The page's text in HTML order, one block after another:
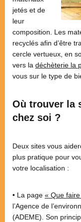
jetés et de
leur
composition. Les
recyclés afin d’être
cercle vertueux, en
vers la déchèterie la
vous sur le type de
Où trouver la
chez soi ?
Deux sites vous
plus pratique pour
votre localisation :
• La page « Que
l’Agence de
(ADEME). Son